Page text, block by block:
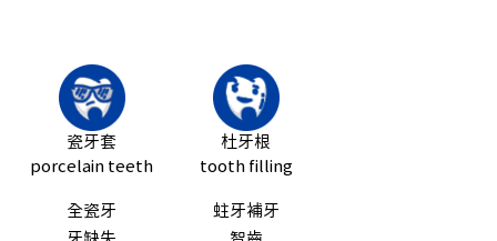
瓷牙套
porcelain teeth
全瓷牙
杜牙根
tooth filling
蛀牙補牙